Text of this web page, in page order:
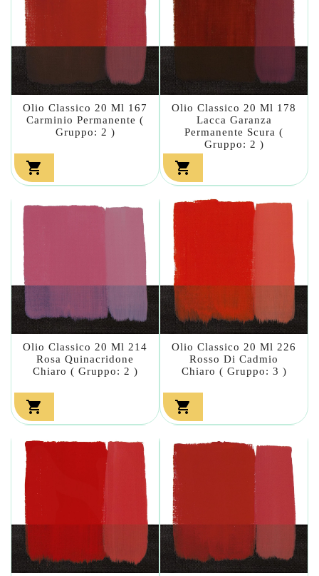
Olio Classico 20 Ml 167
Carminio Permanente (
Gruppo: 2 )

Olio Classico 20 Ml 178
Lacca Garanza
Permanente Scura (
Gruppo: 2 )

Olio Classico 20 Ml 214
Rosa Quinacridone
Chiaro ( Gruppo: 2 )

Olio Classico 20 Ml 226
Rosso Di Cadmio
Chiaro ( Gruppo: 3 )
